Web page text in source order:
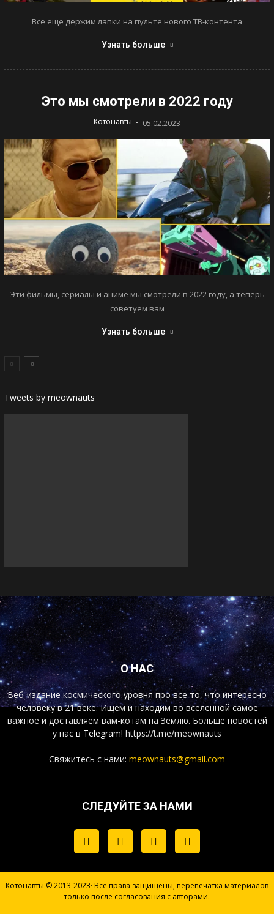
Все еще держим лапки на пульте нового ТВ-контента
Узнать больше
Это мы смотрели в 2022 году
Котонавты - 05.02.2023
Эти фильмы, сериалы и аниме мы смотрели в 2022 году, а теперь
советуем вам
Узнать больше
Tweets by meownauts
О НАС
Веб-издание космического уровня про все то, что интересно
человеку в 21 веке. Ищем и находим во вселенной самое
важное и доставляем вам-котам на Землю. Больше новостей
у нас в Telegram! https://t.me/meownauts
Свяжитесь с нами: meownauts@gmail.com
СЛЕДУЙТЕ ЗА НАМИ
Котонавты © 2013-2023· Все права защищены, перепечатка материалов
только после согласования с авторами.